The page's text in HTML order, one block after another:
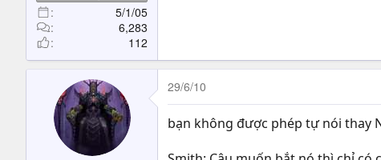
5/1/05
6,283
112
29/6/10
bạn không được phép tự nói thay